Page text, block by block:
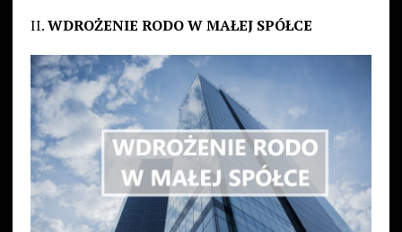
II.WDROŻENIE RODO W MAŁEJ SPÓŁCE